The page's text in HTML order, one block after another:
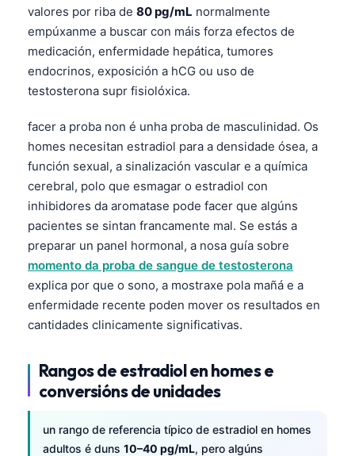
valores por riba de 80 pg/mL normalmente
empúxanme a buscar con máis forza efectos de
medicación, enfermidade hepática, tumores
endocrinos, exposición a hCG ou uso de
testosterona supr fisiolóxica.
facer a proba non é unha proba de masculinidad. Os
homes necesitan estradiol para a densidade ósea, a
función sexual, a sinalización vascular e a química
cerebral, polo que esmagar o estradiol con
inhibidores da aromatase pode facer que algúns
pacientes se sintan francamente mal. Se estás a
preparar un panel hormonal, a nosa guía sobre
momento da proba de sangue de testosterona
explica por que o sono, a mostraxe pola mañá e a
enfermidade recente poden mover os resultados en
cantidades clinicamente significativas.
Rangos de estradiol en homes e
conversións de unidades
un rango de referencia típico de estradiol en homes
adultos é duns 10–40 pg/mL, pero algúns